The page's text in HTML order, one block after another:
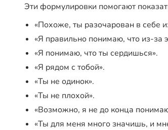
Эти формулировки помогают
«Похоже, ты разочарован в себе
«Я правильно понимаю, что из-за
«Я понимаю, что ты сердишься».
«Я рядом с тобой».
«Ты не одинок».
«Ты не плохой».
«Возможно, я не до конца
«Ты для меня много значишь, и